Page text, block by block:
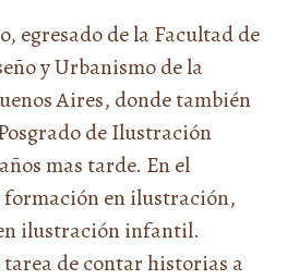
egresado de la Facultad de
y Urbanismo de la
Aires, donde también
de Ilustración
mas tarde. En el
formación en ilustración,
ilustración infantil.
tarea de contar historias a